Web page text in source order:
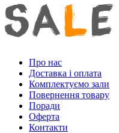
Про нас
Доставка і оплата
Комплектуємо зали
Повернення товару
Поради
Оферта
Контакти